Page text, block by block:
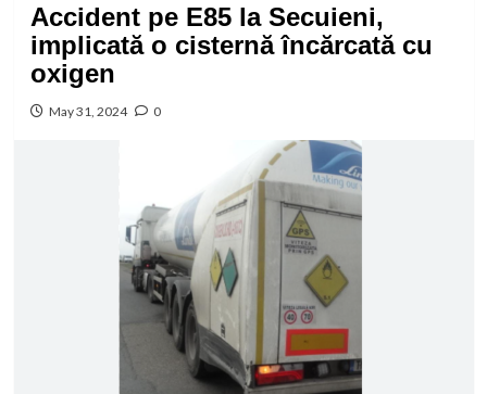
Accident pe E85 la Secuieni,
implicată o cisternă încărcată cu
oxigen
May 31, 2024 0